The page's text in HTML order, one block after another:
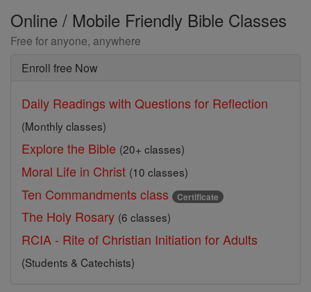
Online / Mobile Friendly Bible Classes
Free for anyone, anywhere
Enroll free Now
Daily Readings with Questions for Reflection
(Monthly classes)
Explore the Bible (20+ classes)
Moral Life in Christ (10 classes)
Ten Commandments class Certificate
The Holy Rosary (6 classes)
RCIA - Rite of Christian Initiation for Adults
(Students & Catechists)